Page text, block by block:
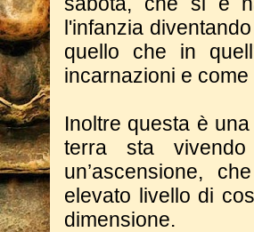
l'infanzia
quello che in
incarnazioni e
Inoltre questa è
terra sta vivendo
un’ascensione,
elevato livello di
dimensione.